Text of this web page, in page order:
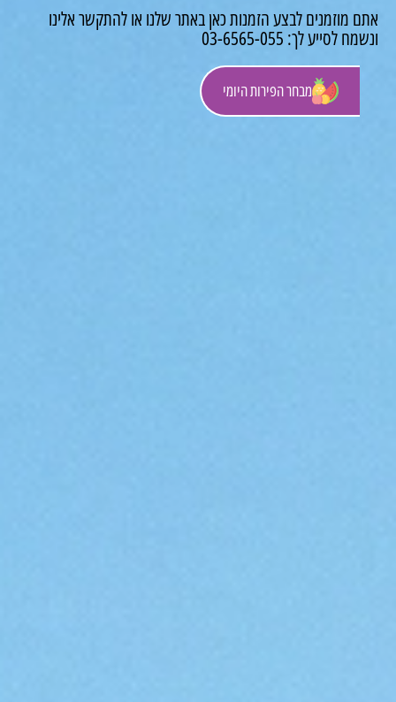
מבחר הפירות היומי
מוזמנים לבצע הזמנות כאן באתר שלנו או להתקשר אלינו
לך: 03-6565-055